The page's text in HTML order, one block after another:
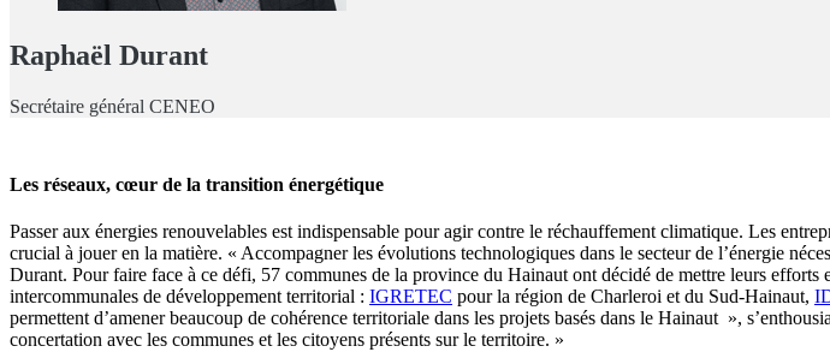
Raphaël Durant
Secrétaire général CENEO
Les réseaux, cœur de la transition énergétique
Passer aux énergies renouvelables est indispensable pour agir contre le réchauffement climatique. Les
crucial à jouer en la matière. « Accompagner les évolutions technologiques dans le secteur de l’énergie
Durant. Pour faire face à ce défi, 57 communes de la province du Hainaut ont décidé de mettre leurs efforts
intercommunales de développement territorial : IGRETEC pour la région de Charleroi et du Sud-Hainaut,
permettent d’amener beaucoup de cohérence territoriale dans les projets basés dans le Hainaut »,
concertation avec les communes et les citoyens présents sur le territoire. »